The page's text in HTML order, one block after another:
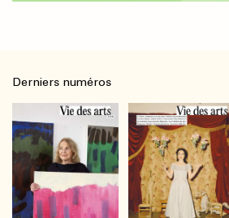
Derniers numéros